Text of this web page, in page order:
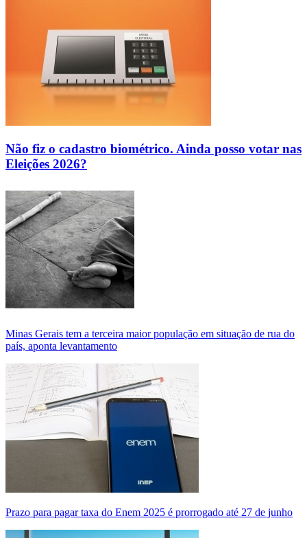
Não fiz o cadastro biométrico. Ainda posso votar nas
Eleições 2026?
Minas Gerais tem a terceira maior população em situação de rua do
país, aponta levantamento
Prazo para pagar taxa do Enem 2025 é prorrogado até 27 de junho